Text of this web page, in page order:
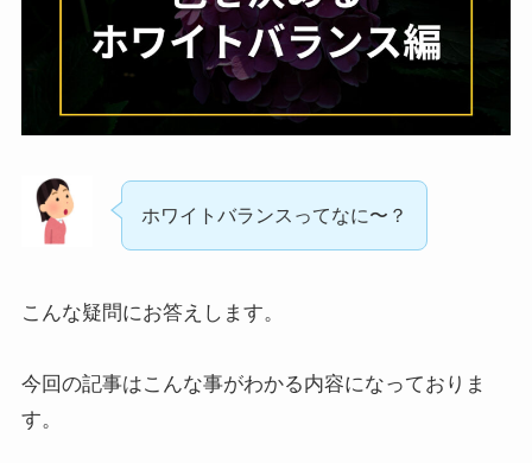
ホワイトバランスってなに〜？
こんな疑問にお答えします。
今回の記事はこんな事がわかる内容になっておりま
す。